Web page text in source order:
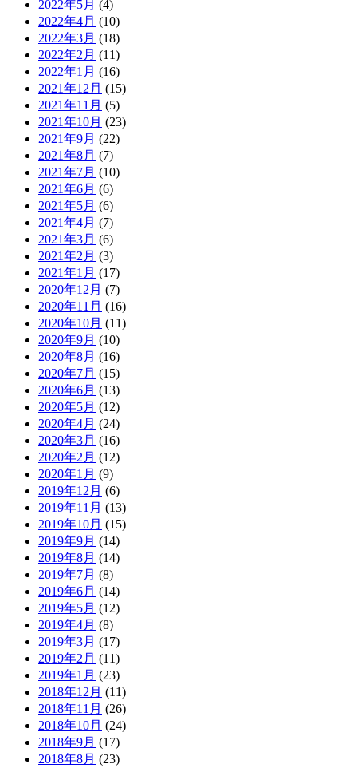
2022年5月 (4)
2022年4月 (10)
2022年3月 (18)
2022年2月 (11)
2022年1月 (16)
2021年12月 (15)
2021年11月 (5)
2021年10月 (23)
2021年9月 (22)
2021年8月 (7)
2021年7月 (10)
2021年6月 (6)
2021年5月 (6)
2021年4月 (7)
2021年3月 (6)
2021年2月 (3)
2021年1月 (17)
2020年12月 (7)
2020年11月 (16)
2020年10月 (11)
2020年9月 (10)
2020年8月 (16)
2020年7月 (15)
2020年6月 (13)
2020年5月 (12)
2020年4月 (24)
2020年3月 (16)
2020年2月 (12)
2020年1月 (9)
2019年12月 (6)
2019年11月 (13)
2019年10月 (15)
2019年9月 (14)
2019年8月 (14)
2019年7月 (8)
2019年6月 (14)
2019年5月 (12)
2019年4月 (8)
2019年3月 (17)
2019年2月 (11)
2019年1月 (23)
2018年12月 (11)
2018年11月 (26)
2018年10月 (24)
2018年9月 (17)
2018年8月 (23)